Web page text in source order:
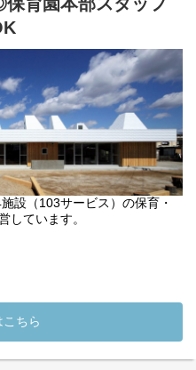
設（103サービス）の保育・
しています。
こなっている【東京都 保育士
管理責任者研修】の運営及び
ち会い
ちら